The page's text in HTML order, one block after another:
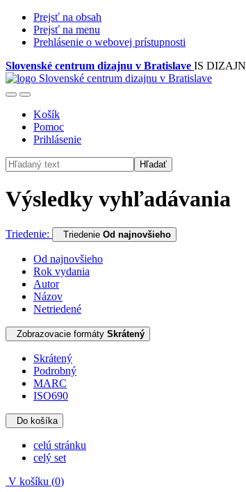
Prejsť na obsah
Prejsť na menu
Prehlásenie o webovej prístupnosti
Slovenské centrum dizajnu v Bratislave IS DIZAJN
Košík
Pomoc
Prihlásenie
Hľadať
Výsledky vyhľadávania
Triedenie: Triedenie Od najnovšieho
Od najnovšieho
Rok vydania
Autor
Názov
Netriedené
Zobrazovacie formáty Skrátený
Skrátený
Podrobný
MARC
ISO690
Do košíka
celú stránku
celý set
V košíku (0)